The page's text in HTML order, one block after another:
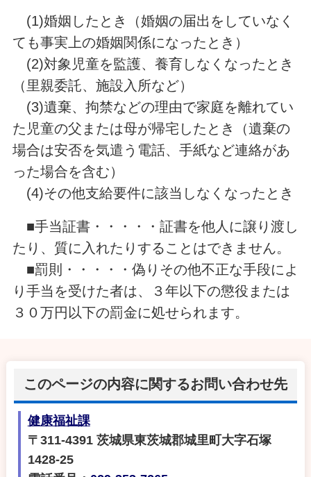
(1)婚姻したとき（婚姻の届出をしていなく
ても事実上の婚姻関係になったとき）
(2)対象児童を監護、養育しなくなったとき
（里親委託、施設入所など）
(3)遺棄、拘禁などの理由で家庭を離れてい
た児童の父または母が帰宅したとき（遺棄の
場合は安否を気遣う電話、手紙など連絡があ
った場合を含む）
(4)その他支給要件に該当しなくなったとき
■手当証書・・・・・証書を他人に譲り渡し
たり、質に入れたりすることはできません。
■罰則・・・・・偽りその他不正な手段によ
り手当を受けた者は、３年以下の懲役または
３０万円以下の罰金に処せられます。
このページの内容に関するお問い合わせ先
健康福祉課
〒311-4391 茨城県東茨城郡城里町大字石塚
1428-25